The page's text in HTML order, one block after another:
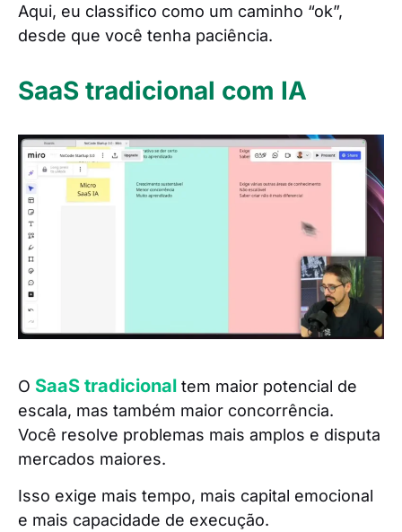
Aqui, eu classifico como um caminho “ok”,
desde que você tenha paciência.
SaaS tradicional com IA
O SaaS tradicional tem maior potencial de
escala, mas também maior concorrência.
Você resolve problemas mais amplos e disputa
mercados maiores.
Isso exige mais tempo, mais capital emocional
e mais capacidade de execução.